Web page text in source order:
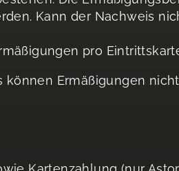
Kann der Nachweis
pro
können Ermäßigungen